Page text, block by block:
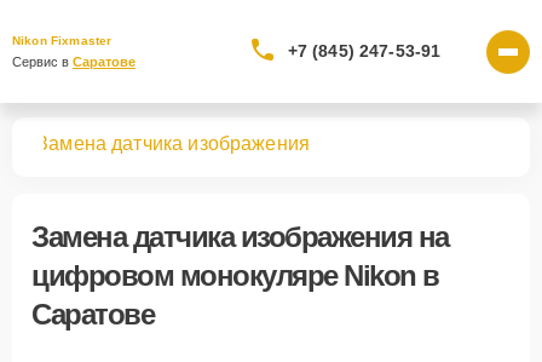
Nikon Fixmaster
Сервис в Саратове
+7 (845) 247-53-91
Замена датчика изображения
Замена датчика изображенияна
цифровом монокуляре Nikon в
Саратове